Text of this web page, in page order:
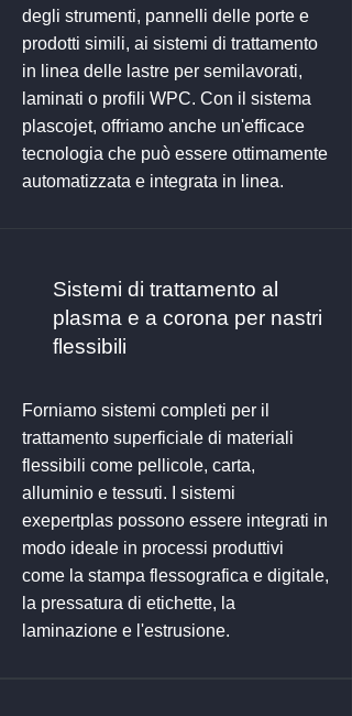
degli strumenti, pannelli delle porte e
prodotti simili, ai sistemi di trattamento
in linea delle lastre per semilavorati,
laminati o profili WPC. Con il sistema
plascojet, offriamo anche un'efficace
tecnologia che può essere ottimamente
automatizzata e integrata in linea.
Sistemi di trattamento al
plasma e a corona per nastri
flessibili
Forniamo sistemi completi per il
trattamento superficiale di materiali
flessibili come pellicole, carta,
alluminio e tessuti. I sistemi
exepertplas possono essere integrati in
modo ideale in processi produttivi
come la stampa flessografica e digitale,
la pressatura di etichette, la
laminazione e l'estrusione.